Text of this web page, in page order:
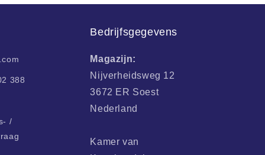
388
/
Bedrijfsgegevens
Magazijn:
Nijverheidsweg 12
3672 ER Soest
Nederland
Kamer van